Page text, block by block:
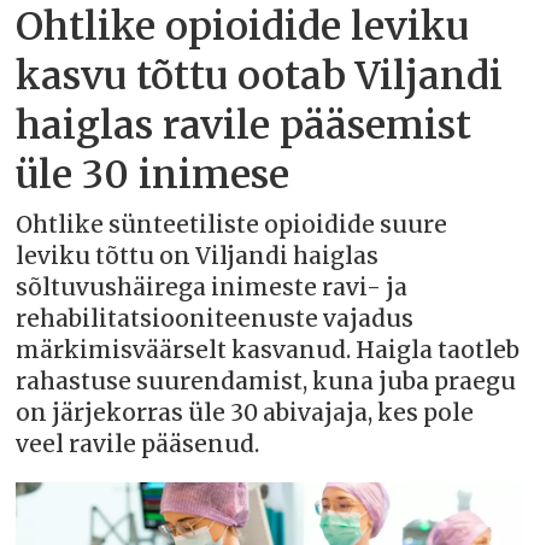
Ohtlike opioidide leviku
kasvu tõttu ootab Viljandi
haiglas ravile pääsemist
üle 30 inimese
Ohtlike sünteetiliste opioidide suure
leviku tõttu on Viljandi haiglas
sõltuvushäirega inimeste ravi- ja
rehabilitatsiooniteenuste vajadus
märkimisväärselt kasvanud. Haigla taotleb
rahastuse suurendamist, kuna juba praegu
on järjekorras üle 30 abivajaja, kes pole
veel ravile pääsenud.